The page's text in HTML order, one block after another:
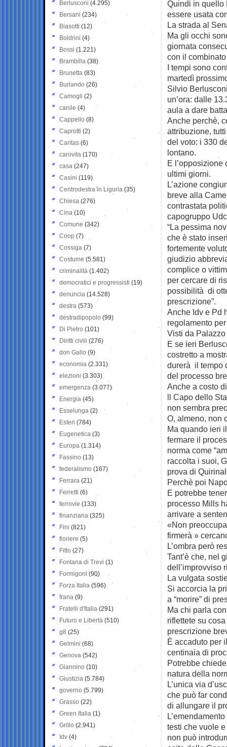
Quindi in quello
essere usata
La strada al
Ma gli occhi
giornata
con il
I tempi sono
martedì
Silvio
un’ora: dalle
aula a dare
Anche perchè,
attribuzione,
del voto: i 330
lontano.
E l’opposizione
ultimi giorni.
L’azione
breve alla
contrastata
capogruppo
“La pessima
che è stato
fortemente
giudizio
complice o
per cercare di
possibilità di
prescrizione”.
Anche Idv e Pd
regolamento
Visti da
E se ieri
costretto a
durerà il tempo
del processo
Anche a costo
ll Capo dello
non sembra
O, almeno, non
Ma quando ieri
fermare il
norma come
raccolta i suoi,
prova di
Perchè poi
E potrebbe
processo Mills
arrivare a
«Non
firmerà »
L’ombra però
Tant’è che, nel
dell’improvviso
La vulgata
Si accorcia la
a “morire” di
Ma chi parla
riflettete su
prescrizione
È accaduto per
centinaia di
Potrebbe
natura della
L’unica via
che può far
di allungare il
testi che vuole
non può
Berlusconi (4.295)
Bersani (234)
Biasotti (12)
Boldrini (4)
Bossi (1.221)
Brambilla (38)
Brunetta (83)
Burlando (26)
Camogli (2)
canile (4)
Cappello (8)
Caprotti (2)
Caritas (6)
carovita (170)
casa (247)
Casini (119)
Centrodestra in Liguria (35)
Chiesa (276)
Cina (10)
Comune (342)
Coop (7)
Cossiga (7)
Costume (5.581)
criminalità (1.402)
democratici e progressisti (19)
denuncia (14.528)
destra (573)
destradipopolo (99)
Di Pietro (101)
Diritti civili (276)
don Gallo (9)
economia (2.331)
elezioni (3.303)
emergenza (3.077)
Energia (45)
Esselunga (2)
Esteri (784)
Eugenetica (3)
Europa (1.314)
Fassino (13)
federalismo (167)
Ferrara (21)
Ferretti (6)
ferrovie (133)
finanziaria (325)
Fini (821)
fioriere (5)
Fitto (27)
Fontana di Trevi (1)
Formigoni (90)
Forza Italia (596)
frana (9)
Fratelli d'Italia (291)
Futuro e Libertà (510)
g8 (25)
Gelmini (68)
Genova (542)
Giannino (10)
Giustizia (5.784)
governo (5.799)
Grasso (22)
Green Italia (1)
Grillo (2.941)
Idv (4)